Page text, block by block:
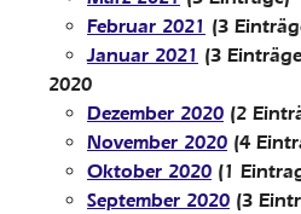
Februar 2021 (3
Januar 2021 (3
2020
Dezember 2020 (2
November 2020 (4
Oktober 2020 (1
September 2020 (3